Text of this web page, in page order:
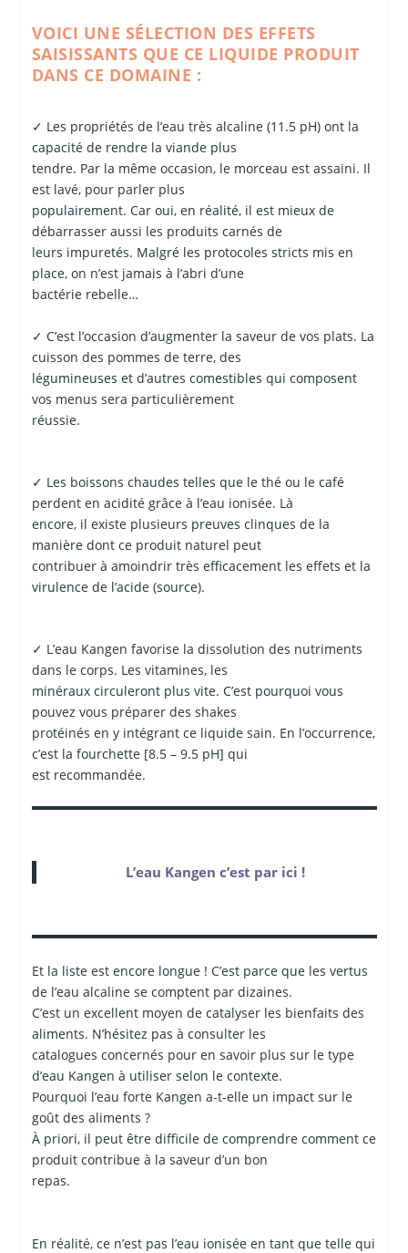
VOICI UNE SÉLECTION DES EFFETS
SAISISSANTS QUE CE LIQUIDE PRODUIT
DANS CE DOMAINE :
✓ Les propriétés de l’eau très alcaline (11.5 pH) ont la
capacité de rendre la viande plus
tendre. Par la même occasion, le morceau est assaini. Il
est lavé, pour parler plus
populairement. Car oui, en réalité, il est mieux de
débarrasser aussi les produits carnés de
leurs impuretés. Malgré les protocoles stricts mis en
place, on n’est jamais à l’abri d’une
bactérie rebelle…
✓ C’est l’occasion d’augmenter la saveur de vos plats. La
cuisson des pommes de terre, des
légumineuses et d’autres comestibles qui composent
vos menus sera particulièrement
réussie.
✓ Les boissons chaudes telles que le thé ou le café
perdent en acidité grâce à l’eau ionisée. Là
encore, il existe plusieurs preuves clinques de la
manière dont ce produit naturel peut
contribuer à amoindrir très efficacement les effets et la
virulence de l’acide (source).
✓ L’eau Kangen favorise la dissolution des nutriments
dans le corps. Les vitamines, les
minéraux circuleront plus vite. C’est pourquoi vous
pouvez vous préparer des shakes
protéinés en y intégrant ce liquide sain. En l’occurrence,
c’est la fourchette [8.5 – 9.5 pH] qui
est recommandée.
L’eau Kangen c’est par ici !
Et la liste est encore longue ! C’est parce que les vertus
de l’eau alcaline se comptent par dizaines.
C’est un excellent moyen de catalyser les bienfaits des
aliments. N’hésitez pas à consulter les
catalogues concernés pour en savoir plus sur le type
d’eau Kangen à utiliser selon le contexte.
Pourquoi l’eau forte Kangen a-t-elle un impact sur le
goût des aliments ?
À priori, il peut être difficile de comprendre comment ce
produit contribue à la saveur d’un bon
repas.
En réalité, ce n’est pas l’eau ionisée en tant que telle qui